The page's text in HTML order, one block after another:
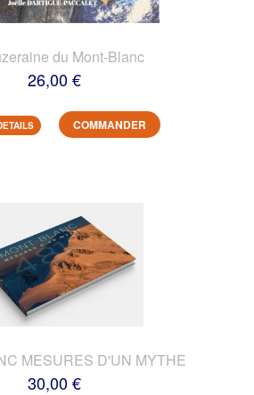
du Mont-Blanc
26,00 €
COMMANDER
MESURES D'UN MYTHE
30,00 €